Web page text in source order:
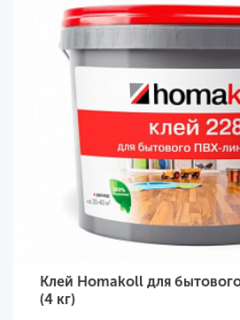
Клей Homakoll для
(4 кг)